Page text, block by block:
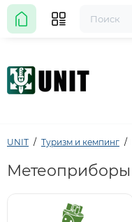
UNIT Туризм и кемпинг
Метеоприборы